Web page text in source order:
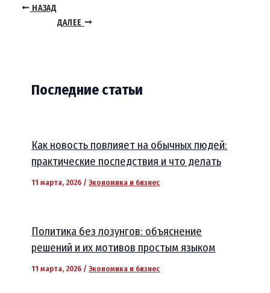
НАЗАД
ДАЛЕЕ
Последние статьи
Как новость повлияет на обычных людей:
практические последствия и что делать
11 марта, 2026 /Экономика и бизнес
Политика без лозунгов: объяснение
решений и их мотивов простым языком
11 марта, 2026 /Экономика и бизнес